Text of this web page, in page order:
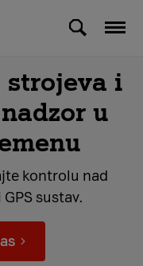
strojeva i
u
kontrolu nad
sustav.
nas